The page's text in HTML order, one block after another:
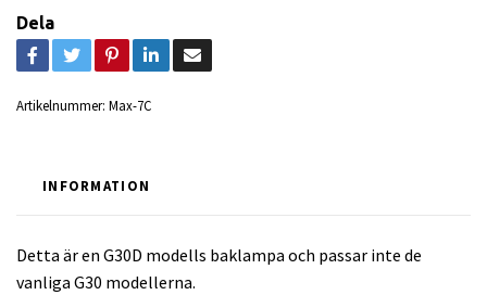
Dela
Artikelnummer: Max-7C
INFORMATION
Detta är en G30D modells baklampa och passar inte de
vanliga G30 modellerna.